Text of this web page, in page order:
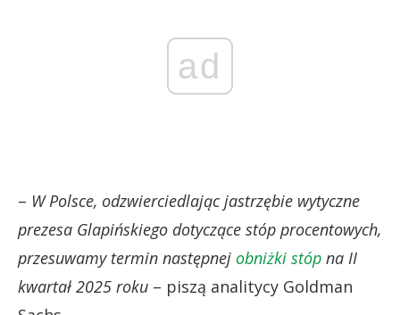
ad
– W Polsce, odzwierciedlając jastrzębie wytyczne
prezesa Glapińskiego dotyczące stóp procentowych,
przesuwamy termin następnej obniżki stóp na II
kwartał 2025 roku – piszą analitycy Goldman